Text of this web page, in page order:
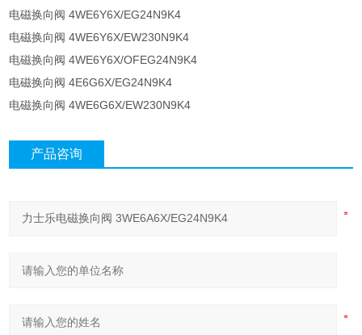
电磁换向阀 4WE6Y6X/EG24N9K4
电磁换向阀 4WE6Y6X/EW230N9K4
电磁换向阀 4WE6Y6X/OFEG24N9K4
电磁换向阀 4E6G6X/EG24N9K4
电磁换向阀 4WE6G6X/EW230N9K4
产品咨询